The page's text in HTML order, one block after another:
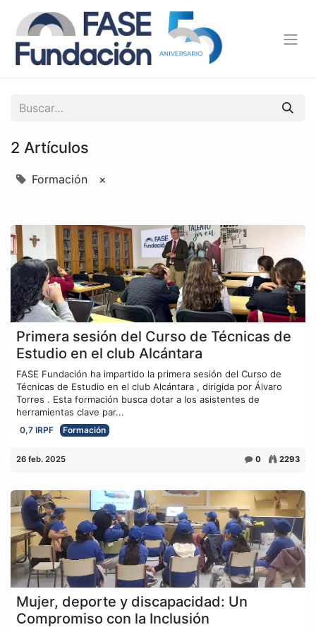
2 Artículos
Formación ×
Primera sesión del Curso de Técnicas de
Estudio en el club Alcántara
FASE Fundación ha impartido la primera sesión del Curso de
Técnicas de Estudio en el club Alcántara , dirigida por Álvaro
Torres . Esta formación busca dotar a los asistentes de
herramientas clave par...
0,7 IRPF Formación
26 feb. 2025 0 2293
Mujer, deporte y discapacidad: Un
Compromiso con la Inclusión